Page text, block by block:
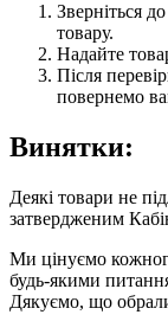
Зверніться
товару.
Надайте
Після
повернемо
Винятки:
Деякі товари не
затвердженим
Ми цінуємо
будь-якими
Дякуємо, що